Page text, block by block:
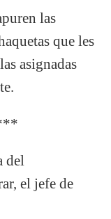
las
que les
asignadas
del
el jefe de